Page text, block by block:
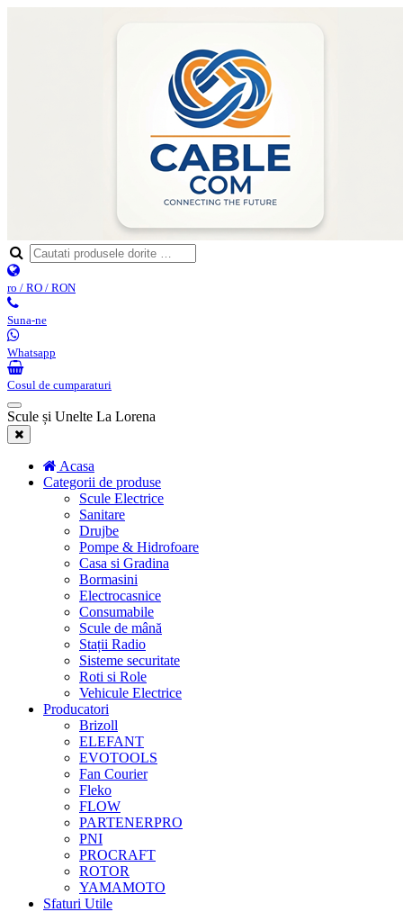
ro / RO / RON
Suna-ne
Whatsapp
Cosul de cumparaturi
Scule și Unelte La Lorena
Acasa
Categorii de produse
Scule Electrice
Sanitare
Drujbe
Pompe & Hidrofoare
Casa si Gradina
Bormasini
Electrocasnice
Consumabile
Scule de mână
Stații Radio
Sisteme securitate
Roti si Role
Vehicule Electrice
Producatori
Brizoll
ELEFANT
EVOTOOLS
Fan Courier
Fleko
FLOW
PARTENERPRO
PNI
PROCRAFT
ROTOR
YAMAMOTO
Sfaturi Utile